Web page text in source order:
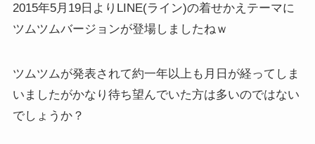
2015年5月19日よりLINE(ライン)の着せかえテーマに
ツムツムバージョンが登場しましたねｗ
ツムツムが発表されて約一年以上も月日が経ってしま
いましたがかなり待ち望んでいた方は多いのではない
でしょうか？